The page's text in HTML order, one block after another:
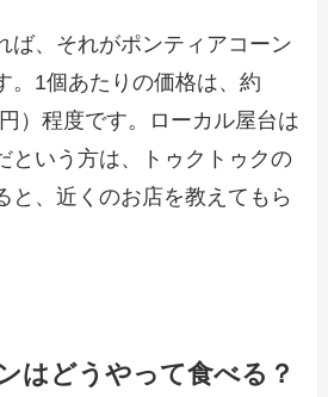
ば、それがポンティアコーン
。1個あたりの価格は、約
）程度です。ローカル屋台は
という方は、トゥクトゥクの
と、近くのお店を教えてもら
はどうやって食べる？